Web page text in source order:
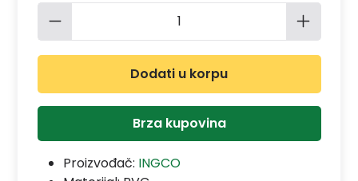
Količina proizvoda: Unesite
Dodati u korpu
Brza kupovina
Proizvođač: INGCO